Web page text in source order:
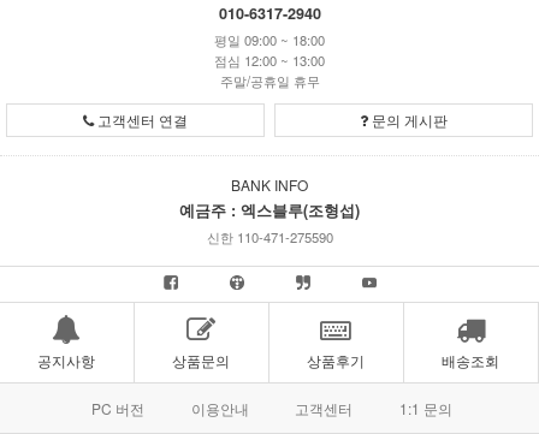
010-6317-2940
평일 09:00 ~ 18:00
점심 12:00 ~ 13:00
주말/공휴일 휴무
고객센터 연결 문의 게시판
BANK INFO
예금주 : 엑스블루(조형섭)
신한 110-471-275590
공지사항 상품문의 상품후기 배송조회
PC 버전 이용안내 고객센터 1:1 문의